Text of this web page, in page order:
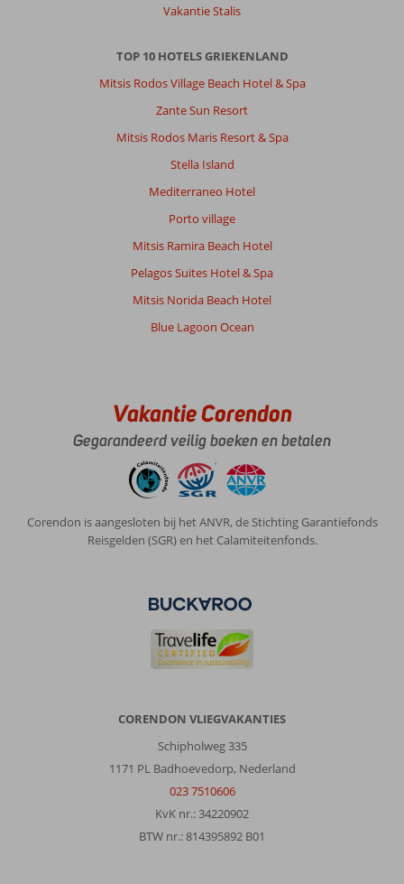
Vakantie Stalis
TOP 10 HOTELS GRIEKENLAND
Mitsis Rodos Village Beach Hotel & Spa
Zante Sun Resort
Mitsis Rodos Maris Resort & Spa
Stella Island
Mediterraneo Hotel
Porto village
Mitsis Ramira Beach Hotel
Pelagos Suites Hotel & Spa
Mitsis Norida Beach Hotel
Blue Lagoon Ocean
Vakantie Corendon
Gegarandeerd veilig boeken en betalen
Corendon is aangesloten bij het ANVR, de Stichting Garantiefonds
Reisgelden (SGR) en het Calamiteitenfonds.
CORENDON VLIEGVAKANTIES
Schipholweg 335
1171 PL Badhoevedorp, Nederland
023 7510606
KvK nr.: 34220902
BTW nr.: 814395892 B01